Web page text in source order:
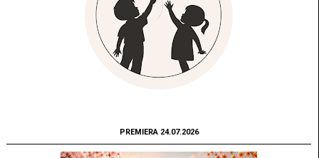
PREMIERA 24.07.2026